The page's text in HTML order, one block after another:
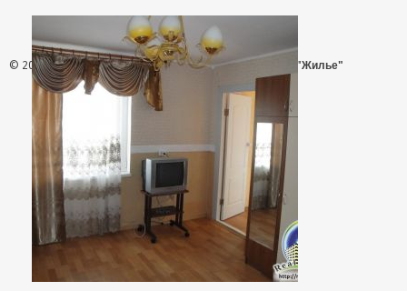
© 2026 - АН "Жилье"ООО "Агентство Недвижимости "Жилье"